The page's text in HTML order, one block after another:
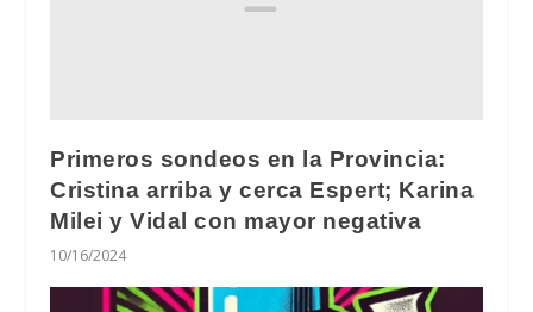
Primeros sondeos en la Provincia:
Cristina arriba y cerca Espert; Karina
Milei y Vidal con mayor negativa
10/16/2024